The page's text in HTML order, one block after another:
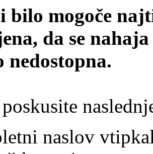
bilo mogoče
da se
nedostopna.
naslov